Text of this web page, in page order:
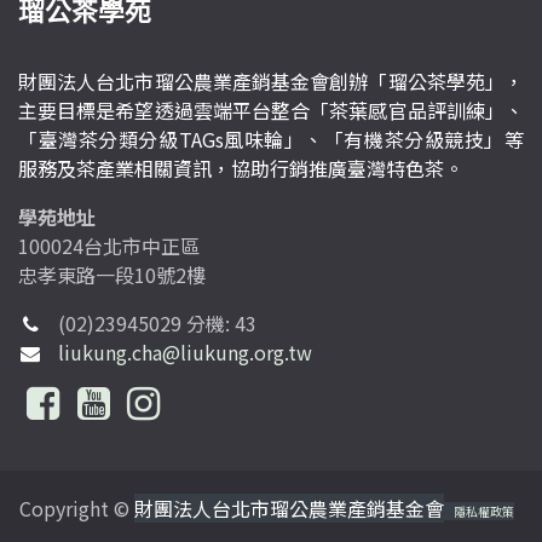
瑠公茶學苑
財團法人台北市瑠公農業產銷基金會創辦「瑠公茶學苑」，
主要目標是希望透過雲端平台整合「茶葉感官品評訓練」、
「臺灣茶分類分級TAGs風味輪」、「有機茶分級競技」等
服務及茶產業相關資訊，協助行銷推廣臺灣特色茶。
學苑地址
100024台北市中正區
忠孝東路一段10號2樓
(02)23945029 分機: 43
liukung.cha@liukung.org.tw
Copyright © 財團法人台北市瑠公農業產銷基金會 隱私權政策